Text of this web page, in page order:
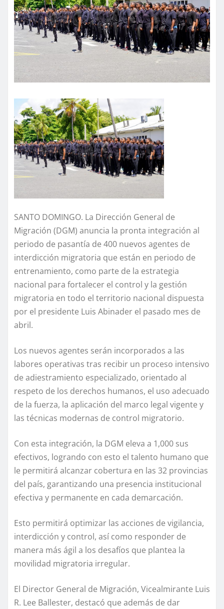
SANTO DOMINGO. La Dirección General de
Migración (DGM) anuncia la pronta integración al
periodo de pasantía de 400 nuevos agentes de
interdicción migratoria que están en periodo de
entrenamiento, como parte de la estrategia
nacional para fortalecer el control y la gestión
migratoria en todo el territorio nacional dispuesta
por el presidente Luis Abinader el pasado mes de
abril.
Los nuevos agentes serán incorporados a las
labores operativas tras recibir un proceso intensivo
de adiestramiento especializado, orientado al
respeto de los derechos humanos, el uso adecuado
de la fuerza, la aplicación del marco legal vigente y
las técnicas modernas de control migratorio.
Con esta integración, la DGM eleva a 1,000 sus
efectivos, logrando con esto el talento humano que
le permitirá alcanzar cobertura en las 32 provincias
del país, garantizando una presencia institucional
efectiva y permanente en cada demarcación.
Esto permitirá optimizar las acciones de vigilancia,
interdicción y control, así como responder de
manera más ágil a los desafíos que plantea la
movilidad migratoria irregular.
El Director General de Migración, Vicealmirante Luis
R. Lee Ballester, destacó que además de dar